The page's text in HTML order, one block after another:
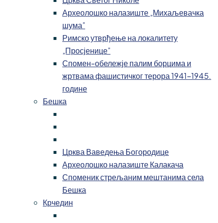
Археолошко налазиште „Михаљевачка
шума”
Римско утврђење на локалитету
„Просјенице”
Спомен-обележје палим борцима и
жртвама фашистичког терора 1941-1945.
године
Бешка
Црква Ваведења Богородице
Археолошко налазиште Калакача
Споменик стрељаним мештанима села
Бешка
Крчедин